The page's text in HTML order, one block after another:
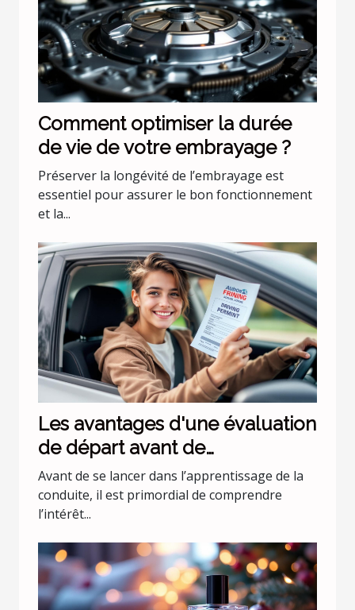
Comment optimiser la durée
de vie de votre embrayage ?
Préserver la longévité de l’embrayage est
essentiel pour assurer le bon fonctionnement
et la...
Les avantages d'une évaluation
de départ avant de
commencer les leçons de
conduite
Avant de se lancer dans l’apprentissage de la
conduite, il est primordial de comprendre
l’intérêt...